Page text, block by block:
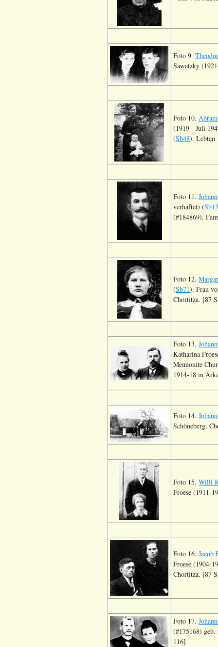
Foto 9.
Sawatzky
Foto 10.
(1919 - Juli
(Sb48). Lebten
Foto 11.
verhaftet) (Sb13
(#184869).
Foto 12.
(Sb71). Frau
Chortitza. [87
Foto 13.
Katharina
Mennonite
1914-18 in
Foto 14.
Schöneberg,
Foto 15. Willi
Froese (1911-
Foto 16. Jacob
Froese (1904-
Chortitza. [87
Foto 17.
(#175168)
116]